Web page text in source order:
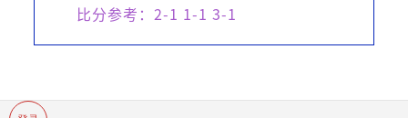
比分参考：2-1 1-1 3-1